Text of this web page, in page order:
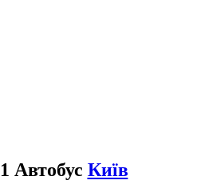
Автобус Київ